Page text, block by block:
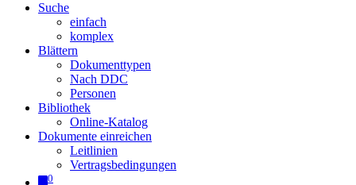
Suche
einfach
komplex
Blättern
Dokumenttypen
Nach DDC
Personen
Bibliothek
Online-Katalog
Dokumente einreichen
Leitlinien
Vertragsbedingungen
0